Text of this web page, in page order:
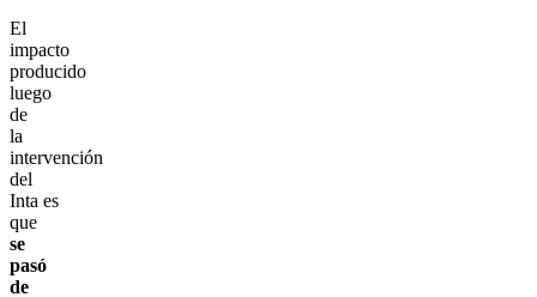
El
impacto
producido
luego
de
la
intervención
del
Inta es
que
se
pasó
de